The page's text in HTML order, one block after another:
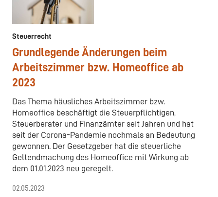
Steuerrecht
Grundlegende Änderungen beim
Arbeitszimmer bzw. Homeoffice ab
2023
Das Thema häusliches Arbeitszimmer bzw.
Homeoffice beschäftigt die Steuerpflichtigen,
Steuerberater und Finanzämter seit Jahren und hat
seit der Corona-Pandemie nochmals an Bedeutung
gewonnen. Der Gesetzgeber hat die steuerliche
Geltendmachung des Homeoffice mit Wirkung ab
dem 01.01.2023 neu geregelt.
02.05.2023